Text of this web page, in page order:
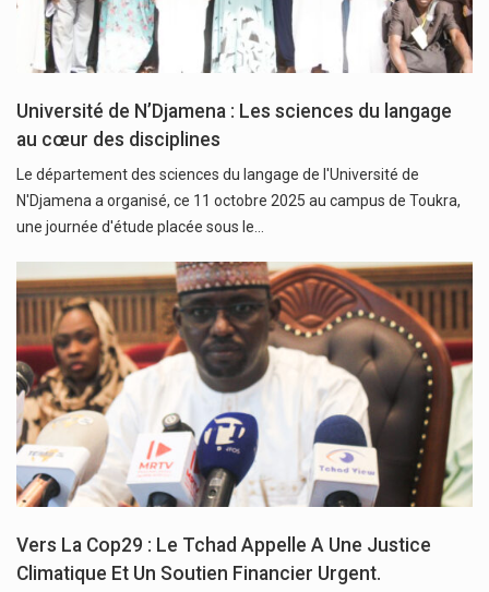
Université de N’Djamena : Les sciences du langage
au cœur des disciplines
Le département des sciences du langage de l'Université de
N'Djamena a organisé, ce 11 octobre 2025 au campus de Toukra,
une journée d'étude placée sous le…
Vers La Cop29 : Le Tchad Appelle A Une Justice
Climatique Et Un Soutien Financier Urgent.